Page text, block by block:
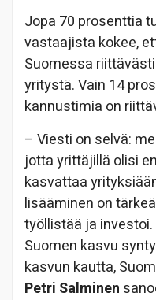
Jopa 70 prosenttia
vastaajista kokee,
Suomessa
yritystä. Vain 14
kannustimia on
– Viesti on selvä:
jotta yrittäjillä olisi
kasvattaa
lisääminen on
työllistää ja
Suomen kasvu
kasvun kautta,
Petri Salminen